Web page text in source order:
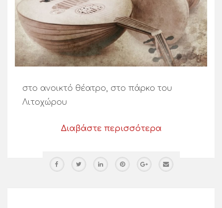
στο ανοικτό θέατρο, στο πάρκο του
Λιτοχώρου
Διαβάστε περισσότερα